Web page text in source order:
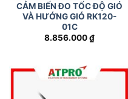
CẢM BIẾN ĐO TỐC ĐỘ GIÓ
VÀ HƯỚNG GIÓ RK120-
01C
8.856.000₫